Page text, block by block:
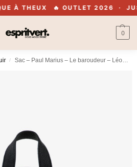
THEUX 🔥 OUTLET 2026 ·
0
/ Sac – Paul Marius – Le baroudeur – Léopard noir